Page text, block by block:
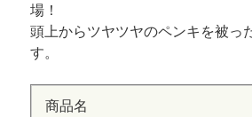
場！
頭上からツヤツヤのペンキを被っ
す。
商品名